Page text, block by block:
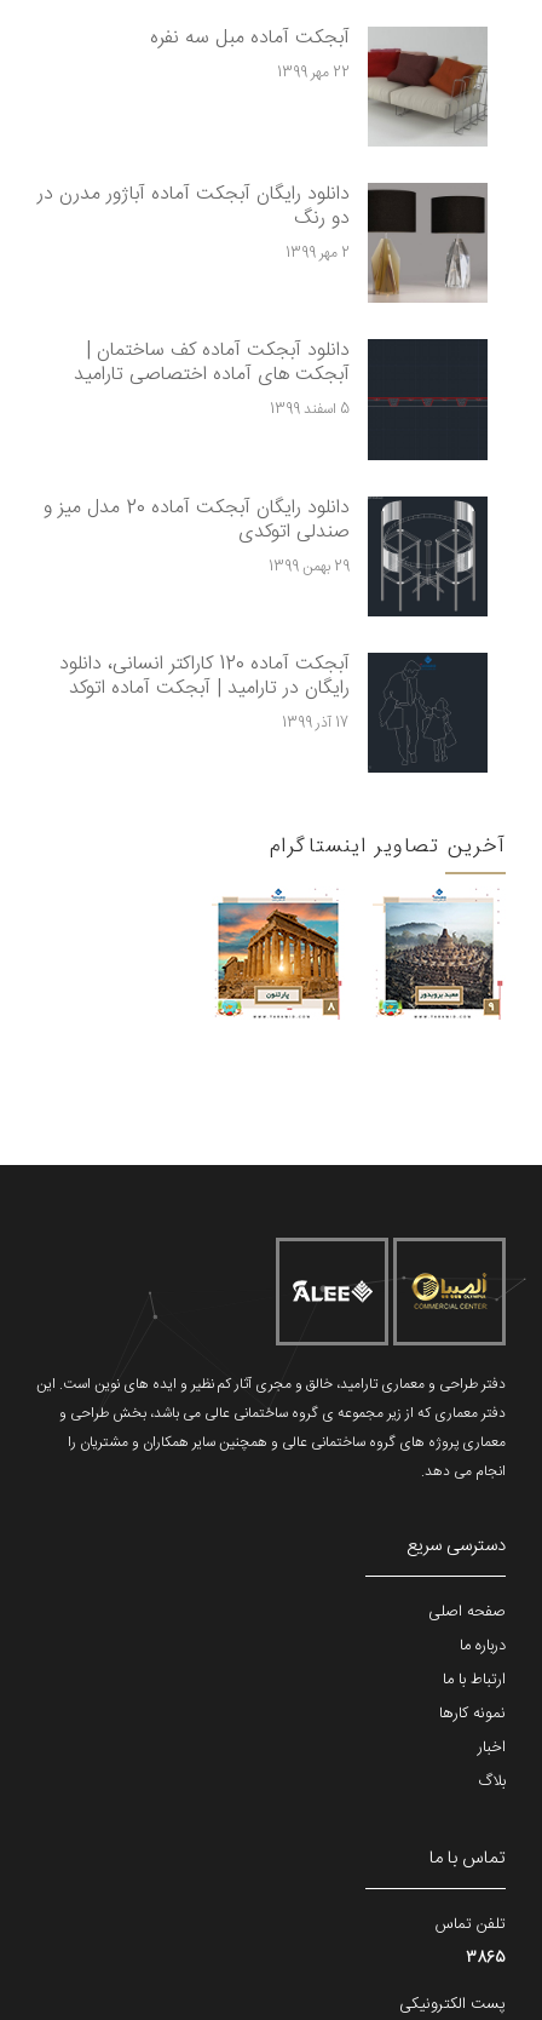
آبجکت آماده مبل سه نفره
22 مهر 1399
دانلود رایگان آبجکت آماده آباژور مدرن در
دو رنگ
2 مهر 1399
دانلود آبجکت آماده کف ساختمان |
آبجکت های آماده اختصاصی تارامید
5 اسفند 1399
دانلود رایگان آبجکت آماده 20 مدل میز و
صندلی اتوکدی
29 بهمن 1399
آبجکت آماده 120 کاراکتر انسانی، دانلود
رایگان در تارامید | آبجکت آماده اتوکد
17 آذر 1399
آخرین تصاویر اینستاگرام
دفتر طراحی و معماری تارامید، خالق و مجری آثار کم نظیر و ایده های نوین است. این
دفتر معماری که از زیر مجموعه ی گروه ساختمانی عالی می باشد، بخش طراحی و
معماری پروژه های گروه ساختمانی عالی و همچنین سایر همکاران و مشتریان را
انجام می دهد.
دسترسی سریع
صفحه اصلی
درباره ما
ارتباط با ما
نمونه کارها
اخبار
بلاگ
تماس با ما
تلفن تماس
3865
پست الکترونیکی